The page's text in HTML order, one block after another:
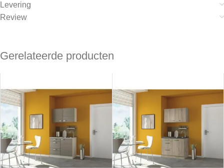
Levering
Review
Gerelateerde producten